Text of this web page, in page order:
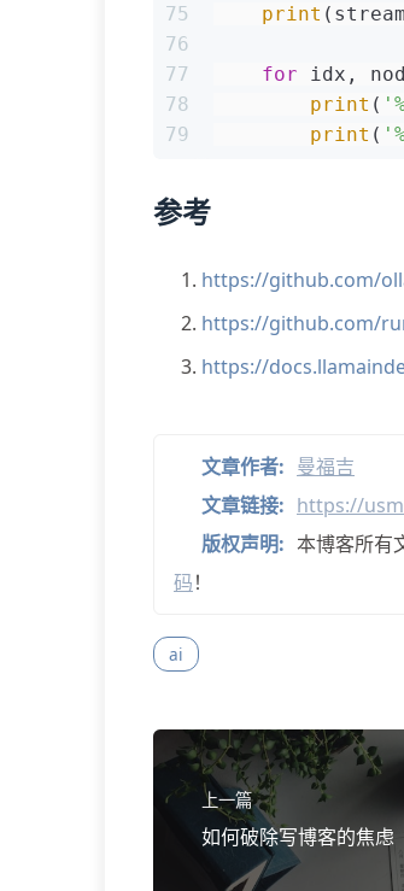
75
76
77
78
79
print
for idx,
print (
print (
参考
https://github.com/
https://github.com/
https://
文章作者: 曼福吉
文章链接: https://
版权声明: 本博客所有
码！
ai
上一篇
如何破除写博客的焦虑